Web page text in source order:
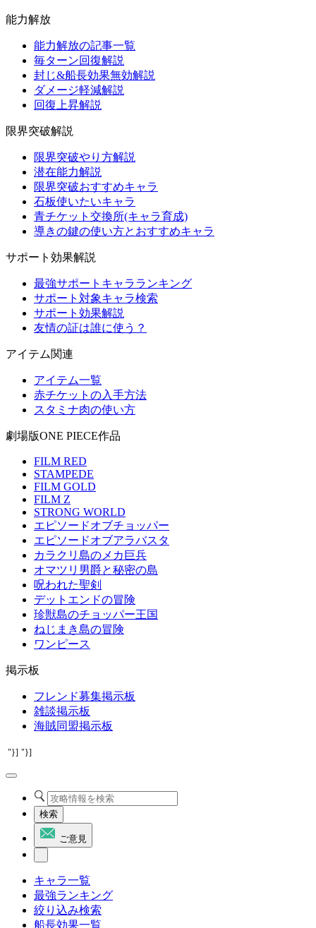
能力解放
能力解放の記事一覧
毎ターン回復解説
封じ&船長効果無効解説
ダメージ軽減解説
回復上昇解説
限界突破解説
限界突破やり方解説
潜在能力解説
限界突破おすすめキャラ
石板使いたいキャラ
青チケット交換所(キャラ育成)
導きの鍵の使い方とおすすめキャラ
サポート効果解説
最強サポートキャラランキング
サポート対象キャラ検索
サポート効果解説
友情の証は誰に使う？
アイテム関連
アイテム一覧
赤チケットの入手方法
スタミナ肉の使い方
劇場版ONE PIECE作品
FILM RED
STAMPEDE
FILM GOLD
FILM Z
STRONG WORLD
エピソードオブチョッパー
エピソードオブアラバスタ
カラクリ島のメカ巨兵
オマツリ男爵と秘密の島
呪われた聖剣
デットエンドの冒険
珍獣島のチョッパー王国
ねじまき島の冒険
ワンピース
掲示板
フレンド募集掲示板
雑談掲示板
海賊同盟掲示板
"}] "}]
検索
ご意見
キャラ一覧
最強ランキング
絞り込み検索
船長効果一覧